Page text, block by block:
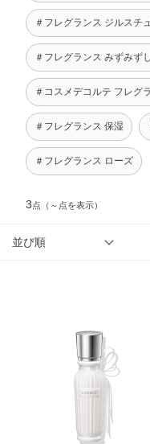
＃フレグランス ジルスチ
＃フレグランス みずみず
＃コスメデコルテ フレグ
＃フレグランス 保湿
＃フレグランス ローズ
3点 （～点を表示）
並び順